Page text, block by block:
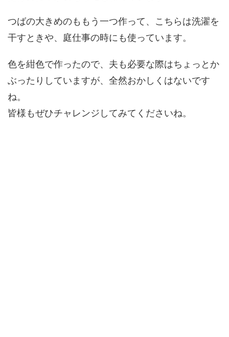
つばの大きめのももう一つ作って、こちらは洗濯を
干すときや、庭仕事の時にも使っています。
色を紺色で作ったので、夫も必要な際はちょっとか
ぶったりしていますが、全然おかしくはないです
ね。
皆様もぜひチャレンジしてみてくださいね。